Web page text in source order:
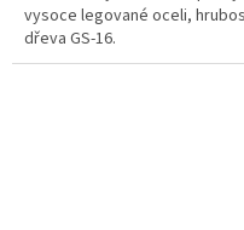
vysoce legované oceli,
dřeva GS-16.